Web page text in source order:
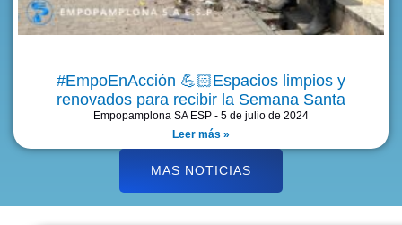
#EmpoEnAcción 💪🏻Espacios limpios y
renovados para recibir la Semana Santa
Empopamplona SA ESP
5 de julio de 2024
Leer más »
MAS NOTICIAS